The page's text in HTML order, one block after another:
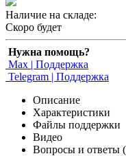
Наличие на складе:
Скоро будет
Нужна помощь?
Max | Поддержка
Telegram | Поддержка
Описание
Характеристики
Файлы поддержки
Видео
Вопросы и ответы